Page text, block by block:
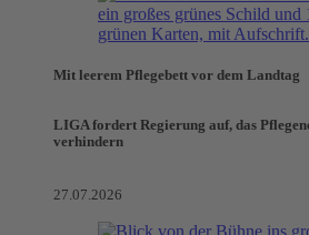
Mit leerem Pflegebett vor dem Landtag
LIGA fordert Regierung auf, das
verhindern
27.07.2026